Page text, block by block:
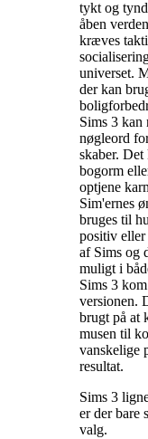
tykt og
åben
kræves
universet.
der kan
Sims 3
nøgleord
skaber.
bogorm
optjene
Sim'ernes
bruges til
positiv
af Sims og
muligt i
Sims 3
versionen.
brugt på at
musen til
vanskelige
resultat.
Sims 3
er der bare
valg.